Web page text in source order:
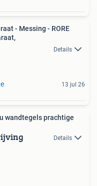
- Messing - RORE
Details
13 jul 26
wandtegels prachtige
Details